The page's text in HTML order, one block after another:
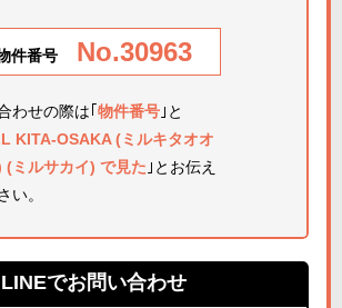
件番号 No.30963
わせの際は｢ 物件番号 ｣と
KITA-OSAKA (ミルキタオオ
(ミルサカイ) で見た ｣とお伝え
い。
LINEでお問い合わせ